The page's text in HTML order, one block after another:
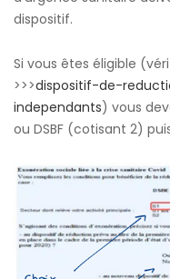
dispositif.
Si vous êtes éligible
>>>dispositif-de-
independants) vous
ou DSBF (cotisant 2)